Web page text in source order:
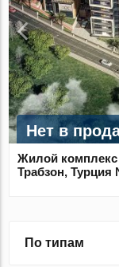
Нет в
Жилой комплекс
Трабзон, Турция
По типам